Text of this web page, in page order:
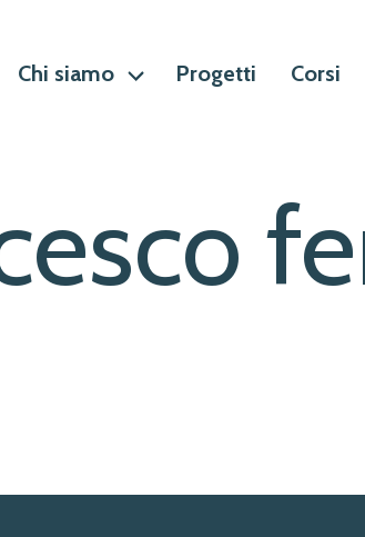
Chi siamo Progetti Corsi